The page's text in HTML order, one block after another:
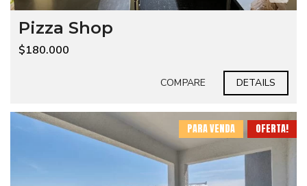
Pizza Shop
$180.000
COMPARE DETAILS
OFERTA!
PARA VENDA